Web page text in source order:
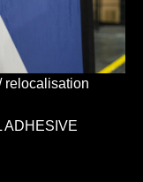
relocalisation
ADHESIVE